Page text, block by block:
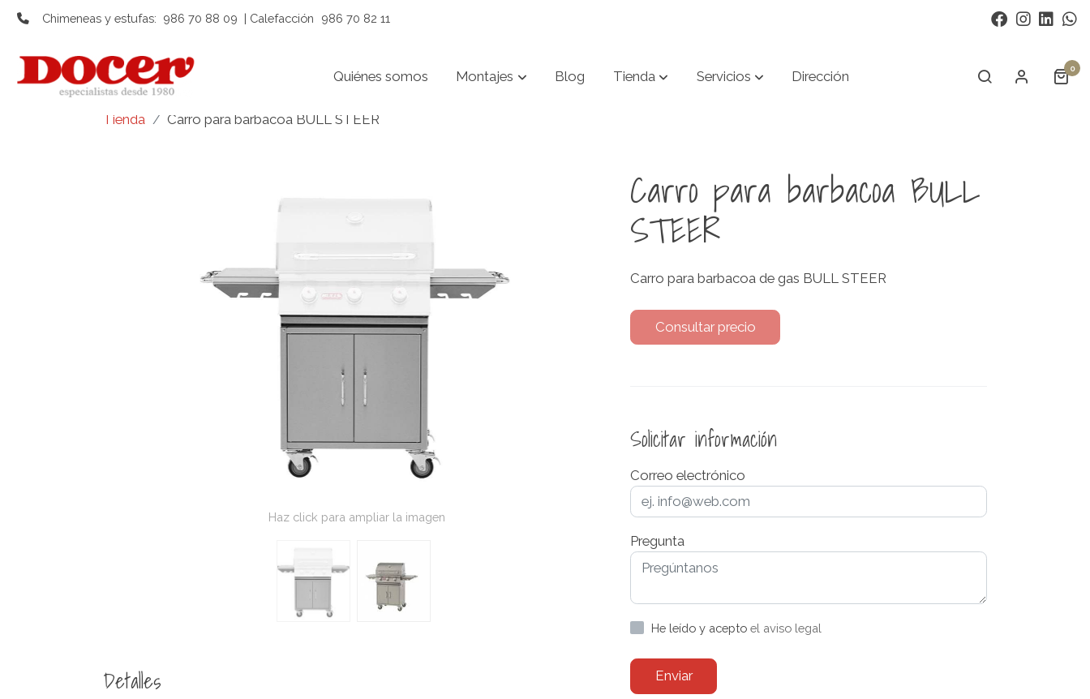
Chimeneas y estufas: 986 70 88 09 | Calefacción 986 70 82 11
Quiénes somos Montajes Blog Tienda Servicios Dirección 0
Tienda Carro para barbacoa BULL STEER
Haz click para ampliar la imagen
Detalles
Carro para barbacoa BULL
STEER
Carro para barbacoa de gas BULL STEER
Consultar precio
Solicitar información
Correo electrónico
Pregunta
He leído y acepto el aviso legal
Enviar